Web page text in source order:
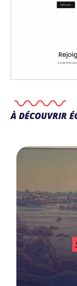
À DÉCOUVRIR